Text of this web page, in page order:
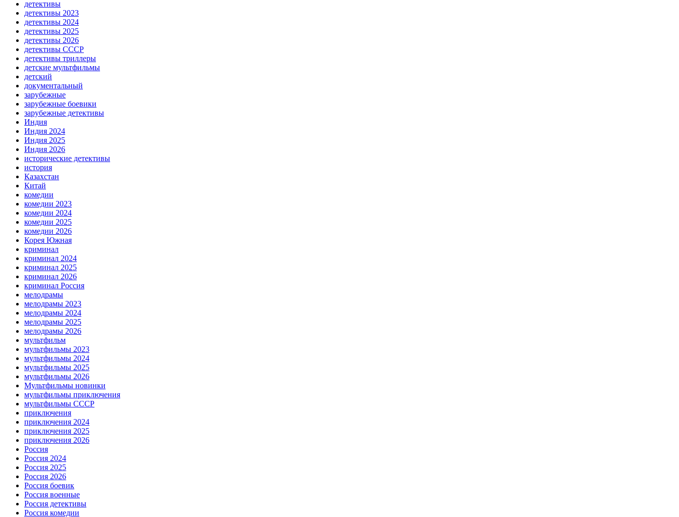
детективы
детективы 2023
детективы 2024
детективы 2025
детективы 2026
детективы СССР
детективы триллеры
детские мультфильмы
детский
документальный
зарубежные
зарубежные боевики
зарубежные детективы
Индия
Индия 2024
Индия 2025
Индия 2026
исторические детективы
история
Казахстан
Китай
комедии
комедии 2023
комедии 2024
комедии 2025
комедии 2026
Корея Южная
криминал
криминал 2024
криминал 2025
криминал 2026
криминал Россия
мелодрамы
мелодрамы 2023
мелодрамы 2024
мелодрамы 2025
мелодрамы 2026
мультфильм
мультфильмы 2023
мультфильмы 2024
мультфильмы 2025
мультфильмы 2026
Мультфильмы новинки
мультфильмы приключения
мультфильмы СССР
приключения
приключения 2024
приключения 2025
приключения 2026
Россия
Россия 2024
Россия 2025
Россия 2026
Россия боевик
Россия военные
Россия детективы
Россия комедии